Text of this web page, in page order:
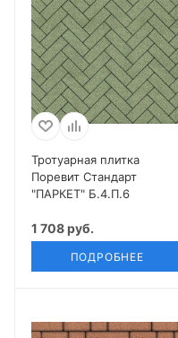
Тротуарная плитка
Поревит Стандарт
"ПАРКЕТ" Б.4.П.6
1 708 руб.
ПОДРОБНЕЕ